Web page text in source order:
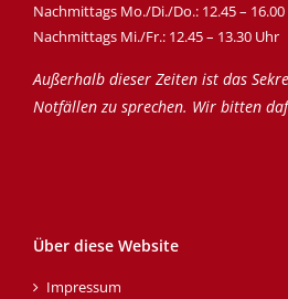
Nachmittags Mo./Di./Do.: 12.45 –
Nachmittags Mi./Fr.: 12.45 – 13.30 Uhr
Außerhalb dieser Zeiten ist das
Notfällen zu sprechen. Wir bitten
Über diese Website
Impressum